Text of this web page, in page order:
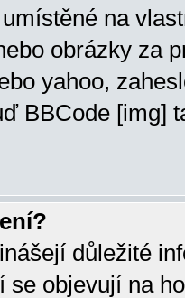
na
obrázky za
yahoo,
BBCode [img]
důležité
se objevují na